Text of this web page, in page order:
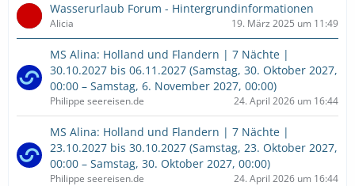
Wasserurlaub Forum - Hintergrundinformationen
Alicia 19. März 2025 um 11:49
MS Alina: Holland und Flandern | 7 Nächte |
30.10.2027 bis 06.11.2027 (Samstag, 30. Oktober 2027,
00:00 – Samstag, 6. November 2027, 00:00)
Philippe seereisen.de 24. April 2026 um 16:44
MS Alina: Holland und Flandern | 7 Nächte |
23.10.2027 bis 30.10.2027 (Samstag, 23. Oktober 2027,
00:00 – Samstag, 30. Oktober 2027, 00:00)
Philippe seereisen.de 24. April 2026 um 16:44